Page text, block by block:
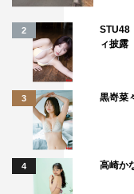
フジテレビ（関東ロ
2021年2月5日（金）
FODプレミアム
放送直後から独占
https://
＜出演者＞
Travis Japan（宮近
2
STU48
ィ披露
3 黒嵜菜
4 高崎か